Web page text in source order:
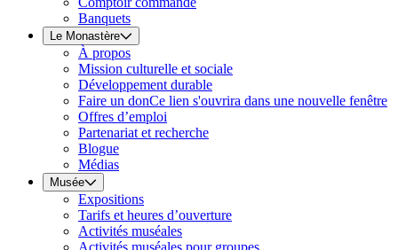
Banquets
Le Monastère
À propos
Mission culturelle et sociale
Développement durable
Faire un donCe lien s'ouvrira dans une nouvelle fenêtre
Offres d’emploi
Partenariat et recherche
Blogue
Médias
Musée
Expositions
Tarifs et heures d’ouverture
Activités muséales